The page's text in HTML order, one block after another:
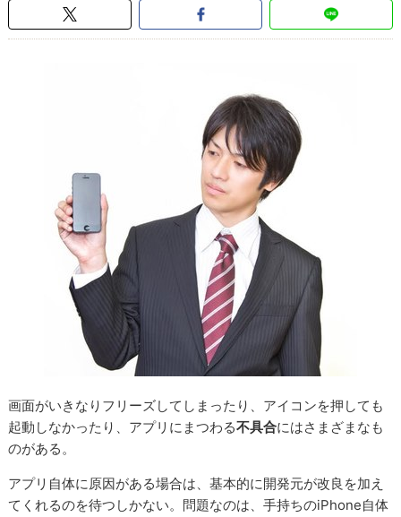
画面がいきなりフリーズしてしまったり、アイコンを押しても
起動しなかったり、アプリにまつわる不具合にはさまざまなも
のがある。
アプリ自体に原因がある場合は、基本的に開発元が改良を加え
てくれるのを待つしかない。問題なのは、手持ちのiPhone自体